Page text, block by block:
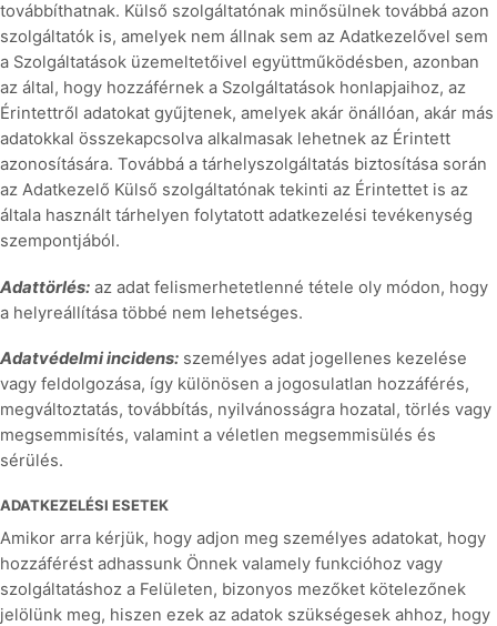
továbbíthatnak. Külső szolgáltatónak minősülnek továbbá azon
szolgáltatók is, amelyek nem állnak sem az Adatkezelővel sem
a Szolgáltatások üzemeltetőivel együttműködésben, azonban
az által, hogy hozzáférnek a Szolgáltatások honlapjaihoz, az
Érintettről adatokat gyűjtenek, amelyek akár önállóan, akár más
adatokkal összekapcsolva alkalmasak lehetnek az Érintett
azonosítására. Továbbá a tárhelyszolgáltatás biztosítása során
az Adatkezelő Külső szolgáltatónak tekinti az Érintettet is az
általa használt tárhelyen folytatott adatkezelési tevékenység
szempontjából.
Adattörlés: az adat felismerhetetlenné tétele oly módon, hogy
a helyreállítása többé nem lehetséges.
Adatvédelmi incidens: személyes adat jogellenes kezelése
vagy feldolgozása, így különösen a jogosulatlan hozzáférés,
megváltoztatás, továbbítás, nyilvánosságra hozatal, törlés vagy
megsemmisítés, valamint a véletlen megsemmisülés és
sérülés.
ADATKEZELÉSI ESETEK
Amikor arra kérjük, hogy adjon meg személyes adatokat, hogy
hozzáférést adhassunk Önnek valamely funkcióhoz vagy
szolgáltatáshoz a Felületen, bizonyos mezőket kötelezőnek
jelölünk meg, hiszen ezek az adatok szükségesek ahhoz, hogy